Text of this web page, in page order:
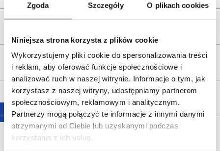
Zgoda Szczegóły O plikach cookies
Niniejsza strona korzysta z plików cookie
Wykorzystujemy pliki cookie do spersonalizowania treści
i reklam, aby oferować funkcje społecznościowe i
analizować ruch w naszej witrynie. Informacje o tym, jak
korzystasz z naszej witryny, udostępniamy partnerom
społecznościowym, reklamowym i analitycznym.
Partnerzy mogą połączyć te informacje z innymi danymi
otrzymanymi od Ciebie lub uzyskanymi podczas
korzystania z ich usług.
Wysyłka
Reklamacje i zwroty
Tagi